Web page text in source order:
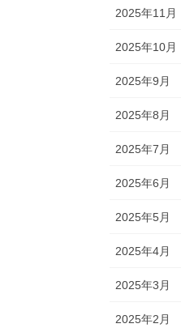
2025年11月
2025年10月
2025年9月
2025年8月
2025年7月
2025年6月
2025年5月
2025年4月
2025年3月
2025年2月